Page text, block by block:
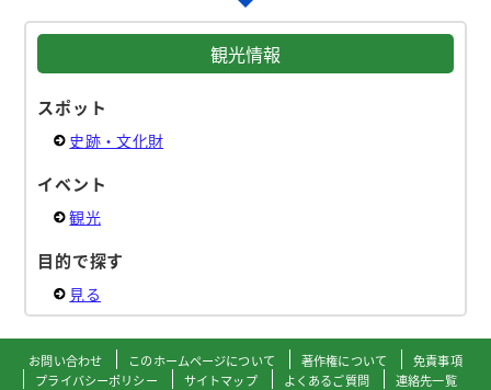
観光情報
スポット
史跡・文化財
イベント
観光
目的で探す
見る
お問い合わせ このホームページについて 著作権について
免責事項
プライバシーポリシー
サイトマップ よくあるご質問 連絡先一覧